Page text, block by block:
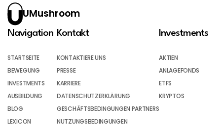
UMushroom
Navigation
STARTSEITE
BEWEGUNG
INVESTMENTS
AUSBILDUNG
BLOG
LEXICON
Kontakt
KONTAKTIERE UNS
PRESSE
KARRIERE
DATENSCHUTZERKLÄRUNG
GESCHÄFTSBEDINGUNGEN PARTNERS
NUTZUNGSBEDINGUNGEN
Investments
AKTIEN
ANLAGEFONDS
ETFS
KRYPTOS